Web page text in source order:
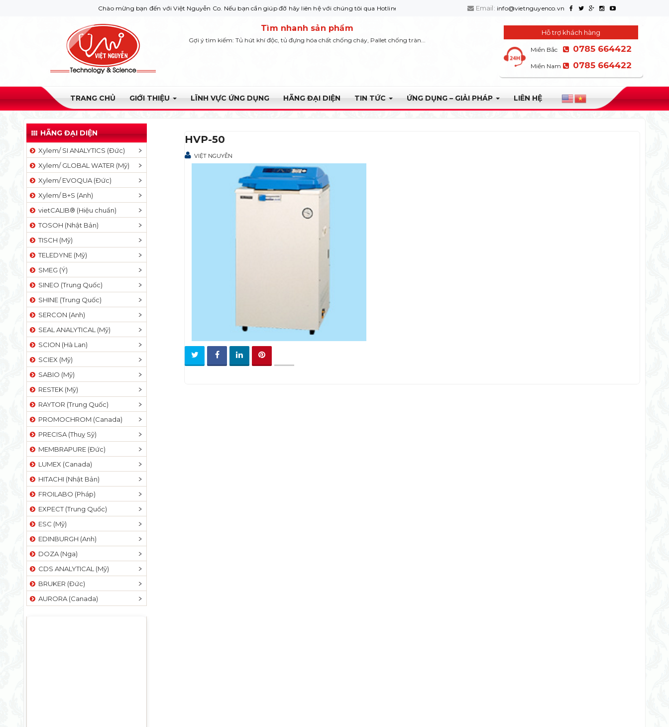
Chào mừng bạn đến với Việt Nguyễn Co. Nếu bạn cần giúp đỡ hãy liên hệ với chúng tôi qua Hotline: 0932 664422 Email: info@vietnguyenco.vn
Tìm nhanh sản phẩm
Gợi ý tìm kiếm: Tủ hút khí độc, tủ đựng hóa chất chống cháy, Pallet chống tràn...
Hỗ trợ khách hàng
Miền Bắc 0785 664422
Miền Nam 0785 664422
TRANG CHỦ GIỚI THIỆU LĨNH VỰC ỨNG DỤNG HÃNG ĐẠI DIỆN TIN TỨC ỨNG DỤNG – GIẢI PHÁP LIÊN HỆ
HVP-50
VIỆT NGUYỄN
HÃNG ĐẠI DIỆN
Xylem/ SI ANALYTICS (Đức)
Xylem/ GLOBAL WATER (Mỹ)
Xylem/ EVOQUA (Đức)
Xylem/ B+S (Anh)
vietCALIB® (Hiệu chuẩn)
TOSOH (Nhật Bản)
TISCH (Mỹ)
TELEDYNE (Mỹ)
SMEG (Ý)
SINEO (Trung Quốc)
SHINE (Trung Quốc)
SERCON (Anh)
SEAL ANALYTICAL (Mỹ)
SCION (Hà Lan)
SCIEX (Mỹ)
SABIO (Mỹ)
RESTEK (Mỹ)
RAYTOR (Trung Quốc)
PROMOCHROM (Canada)
PRECISA (Thuỵ Sỹ)
MEMBRAPURE (Đức)
LUMEX (Canada)
HITACHI (Nhật Bản)
FROILABO (Pháp)
EXPECT (Trung Quốc)
ESC (Mỹ)
EDINBURGH (Anh)
DOZA (Nga)
CDS ANALYTICAL (Mỹ)
BRUKER (Đức)
AURORA (Canada)